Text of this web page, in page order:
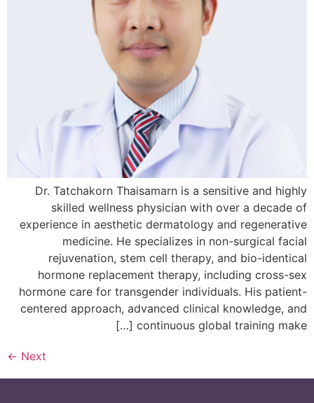
Dr. Tatchakorn Thaisamarn is a sensitive and highly
skilled wellness physician with over a decade of
experience in aesthetic dermatology and regenerative
medicine. He specializes in non-surgical facial
rejuvenation, stem cell therapy, and bio-identical
hormone replacement therapy, including cross-sex
hormone care for transgender individuals. His patient-
centered approach, advanced clinical knowledge, and
continuous global training make […]
Next
←